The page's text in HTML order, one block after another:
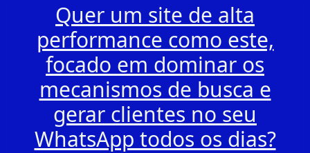
Quer um site de alta
performance como este,
focado em dominar os
mecanismos de busca e
gerar clientes no seu
WhatsApp todos os dias?